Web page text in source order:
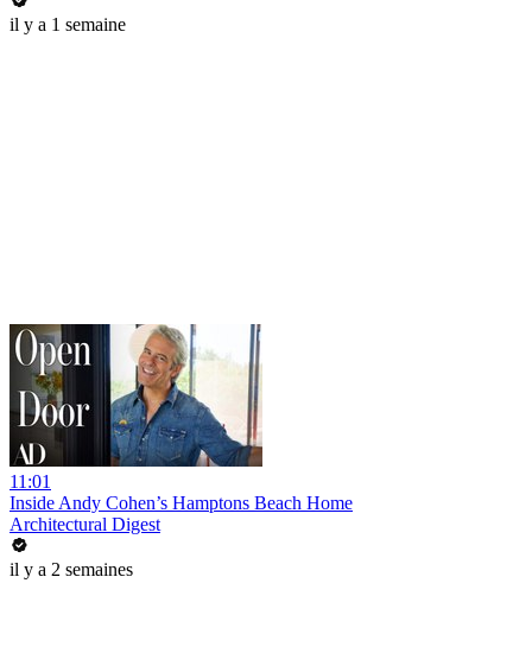
il y a 1 semaine
11:01
Inside Andy Cohen’s Hamptons Beach Home
Architectural Digest
il y a 2 semaines